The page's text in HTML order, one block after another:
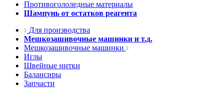
Противогололедные материалы
Шампунь от остатков реагента
Для производства
Мешкозашивочные машинки и т.д.
Мешкозашивочные машинки
Иглы
Швейные нитки
Балансиры
Запчасти